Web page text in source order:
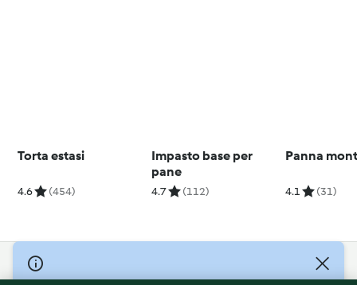
Torta estasi
4.6 (454)
Impasto base per
pane
4.7 (112)
Panna
4.1 (31)
© Copyright 2026